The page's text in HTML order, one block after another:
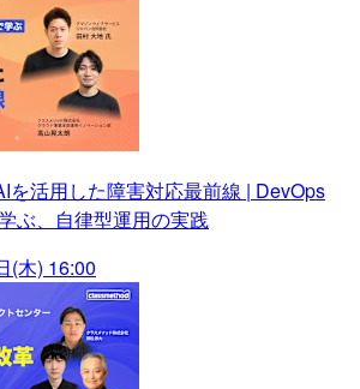
を活用した障害対応最前線 | DevOps
ぶ、自律型運用の実践
(木) 16:00